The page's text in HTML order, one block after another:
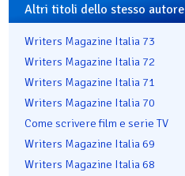
Altri titoli dello stesso autore
Writers Magazine Italia 73
Writers Magazine Italia 72
Writers Magazine Italia 71
Writers Magazine Italia 70
Come scrivere film e serie TV
Writers Magazine Italia 69
Writers Magazine Italia 68